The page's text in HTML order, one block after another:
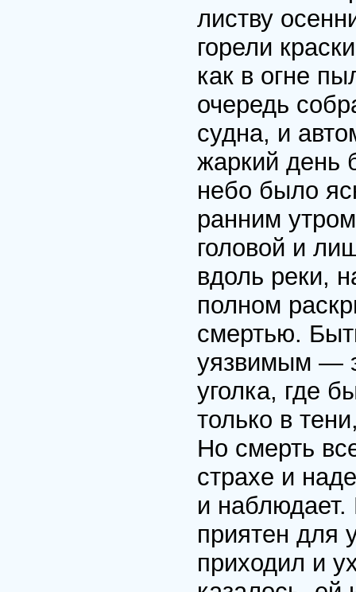
листву
горели
как в огне
очередь
судна, и
жаркий день
небо было
ранним
головой и
вдоль реки,
полном
смертью.
уязвимым —
уголка, где
только в
Но смерть
страхе и
и наблюдает.
приятен для
приходил и